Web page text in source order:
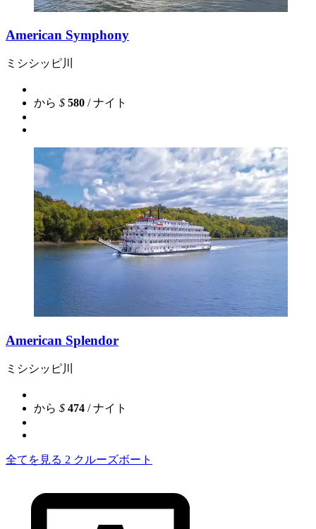
American Symphony
ミシシッピ川
から $ 580 / ナイト
American Splendor
ミシシッピ川
から $ 474 / ナイト
全てを見る 2 クルーズボート